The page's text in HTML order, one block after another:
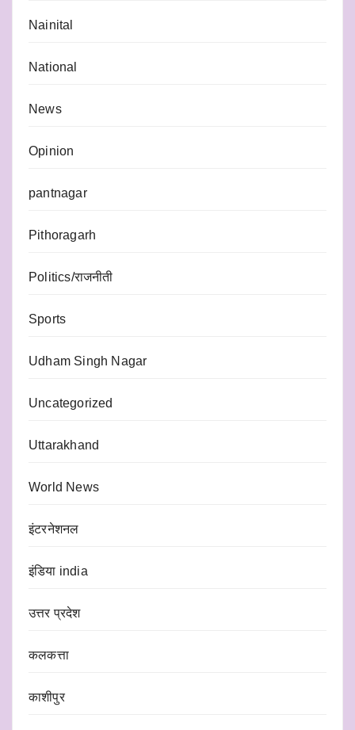
Nainital
National
News
Opinion
pantnagar
Pithoragarh
Politics/राजनीती
Sports
Udham Singh Nagar
Uncategorized
Uttarakhand
World News
इंटरनेशनल
इंडिया india
उत्तर प्रदेश
कलकत्ता
काशीपुर